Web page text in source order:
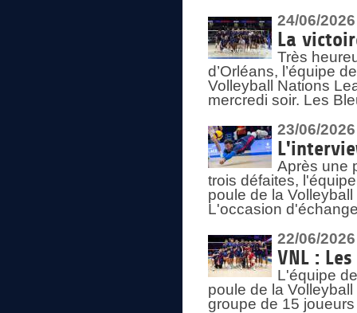
24/06/2026
La
Très
d’Orléans, l’équipe
Volleyball Nations
mercredi soir. Les
23/06/2026
Après une
trois défaites,
poule de la
L'occasion
22/06/2026
VNL :
L'équipe
poule de la
groupe de 15